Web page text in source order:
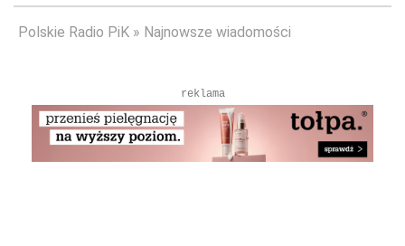
Polskie Radio PiK Najnowsze wiadomości
reklama